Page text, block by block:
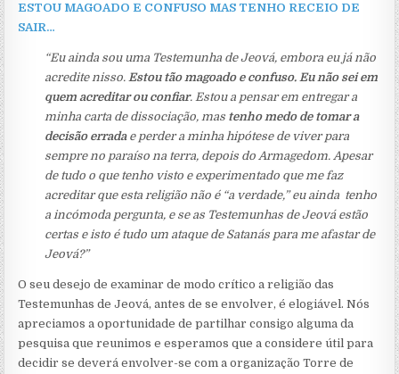
ESTOU MAGOADO E CONFUSO MAS TENHO RECEIO DE
SAIR…
“Eu ainda sou uma Testemunha de Jeová, embora eu já não
acredite nisso.Estou tão magoado e confuso. Eu não sei em
quem acreditar ou confiar. Estou a pensar em entregar a
minha carta de dissociação, mas tenho medo de tomar a
decisão errada e perder a minha hipótese de viver para
sempre no paraíso na terra, depois do Armagedom. Apesar
de tudo o que tenho visto e experimentado que me faz
acreditar que esta religião não é “a verdade,” eu ainda tenho
a incómoda pergunta, e se as Testemunhas de Jeová estão
certas e isto é tudo um ataque de Satanás para me afastar de
Jeová?”
O seu desejo de examinar de modo crítico a religião das
Testemunhas de Jeová, antes de se envolver, é elogiável. Nós
apreciamos a oportunidade de partilhar consigo alguma da
pesquisa que reunimos e esperamos que a considere útil para
decidir se deverá envolver-se com a organização Torre de